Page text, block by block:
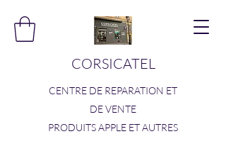
CORSICATEL
CENTRE DE REPARATION ET
DE VENTE
PRODUITS APPLE ET AUTRES